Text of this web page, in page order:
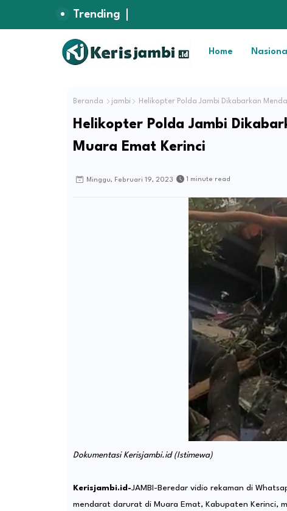
Trending
Home
Beranda jambi Helikopter Polda Jambi Dikabarkan
Helikopter Polda Jambi
Muara Emat Kerinci
Minggu, Februari 19, 2023 1 minute read
Dokumentasi Kerisjambi.id (Istimewa)
Kerisjambi.id-JAMBI-Beredar vidio rekaman di
mendarat darurat di Muara Emat, Kabupaten Kerinci,